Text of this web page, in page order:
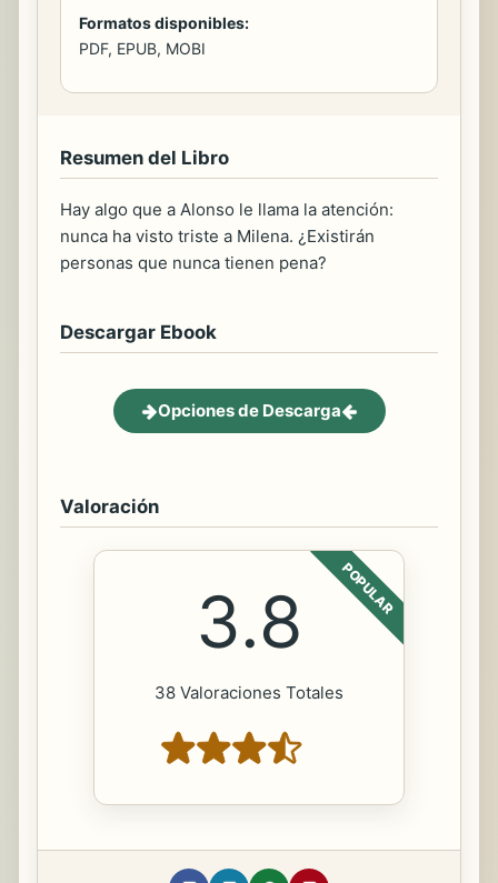
Formatos disponibles:
PDF, EPUB, MOBI
Resumen del Libro
Hay algo que a Alonso le llama la atención:
nunca ha visto triste a Milena. ¿Existirán
personas que nunca tienen pena?
Descargar Ebook
Opciones de Descarga
Valoración
POPULAR
3.8
38 Valoraciones Totales